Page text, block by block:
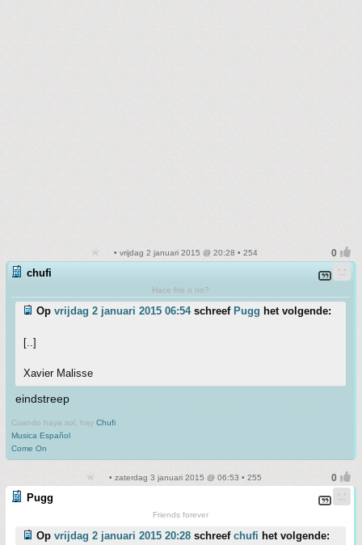
• vrijdag 2 januari 2015 @ 20:28 • 254
chufi
Hace frio o no?
Op vrijdag 2 januari 2015 06:54schreef Pugg het volgende:
[..]
Xavier Malisse
eindstreep
Cuando haya sol, hay Chufi
Musica Español
Come On
• zaterdag 3 januari 2015 @ 06:53 • 255
Pugg
Friends forever
Op vrijdag 2 januari 2015 20:28 schreef chufi het volgende: